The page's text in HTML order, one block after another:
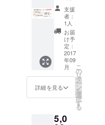
にサ
ポー
ターと
してあ
なたの
お名前
を掲
載。
（公演
特設
ページ
にて
2017/12
掲載）
支援
者：
1人
お届
け予
定：
2017
年09
月
詳細を見る
こ
の
リ
タ
ー
ン
を
選
択
す
る
5,0